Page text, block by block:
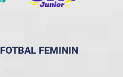
FEMININ